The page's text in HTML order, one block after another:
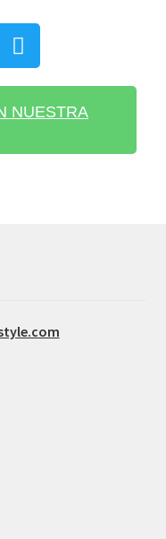
NUESTRA